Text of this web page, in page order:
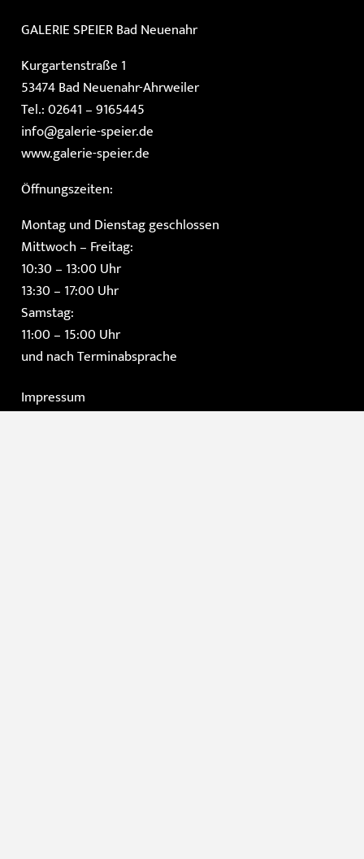
GALERIE SPEIERBad Neuenahr
Kurgartenstraße 1
53474 Bad Neuenahr-Ahrweiler
Tel.: 02641 – 9165445
info@galerie-speier.de
www.galerie-speier.de
Öffnungszeiten:
Montag und Dienstag geschlossen
Mittwoch – Freitag:
10:30 – 13:00 Uhr
13:30 – 17:00 Uhr
Samstag:
11:00 – 15:00 Uhr
und nach Terminabsprache
Impressum
Datenschutzerklärung